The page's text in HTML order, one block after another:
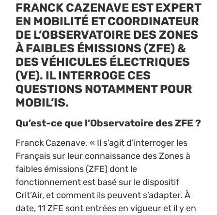
FRANCK CAZENAVE EST EXPERT
EN MOBILITÉ ET COORDINATEUR
DE L’OBSERVATOIRE DES ZONES
À FAIBLES ÉMISSIONS (ZFE) &
DES VÉHICULES ÉLECTRIQUES
(VE). IL INTERROGE CES
QUESTIONS NOTAMMENT POUR
MOBIL’IS.
Qu’est-ce que l’Observatoire des ZFE ?
Franck Cazenave. « Il s’agit d’interroger les
Français sur leur connaissance des Zones à
faibles émissions (ZFE) dont le
fonctionnement est basé sur le dispositif
Crit’Air, et comment ils peuvent s’adapter. À
date, 11 ZFE sont entrées en vigueur et il y en